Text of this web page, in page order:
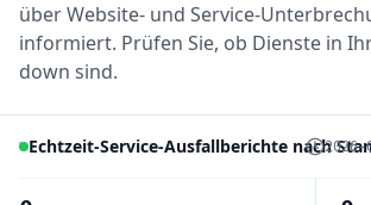
über Website- und Service-
informiert. Prüfen Sie, ob Dienste in
down sind.
Echtzeit-Service-Ausfallberichte nach2026-